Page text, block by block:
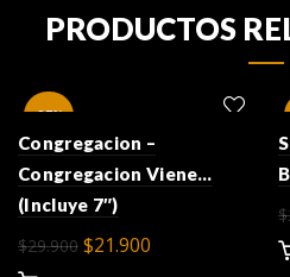
PRODUCTOS
-27%
Congregacion –
Congregacion Viene…
(Incluye 7″)
$29.900 El
$21.900
$